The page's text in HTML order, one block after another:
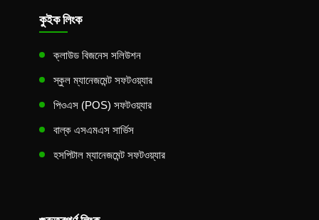
কুইক লিংক
ক্লাউড বিজনেস সলিউশন
স্কুল ম্যানেজমেন্ট সফটওয়্যার
পিওএস (POS) সফটওয়্যার
বাল্ক এসএমএস সার্ভিস
হসপিটাল ম্যানেজমেন্ট সফটওয়্যার